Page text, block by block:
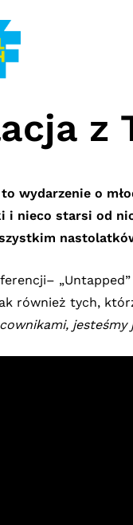
z
to wydarzenie o
i nieco starsi od
również tych,
jesteśmy